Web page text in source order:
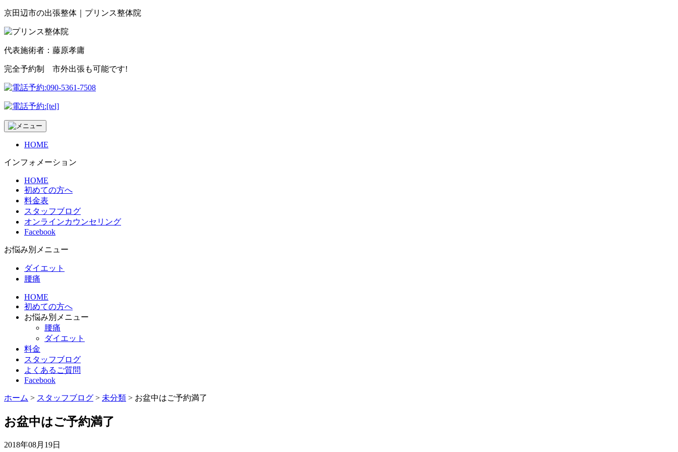
京田辺市の出張整体｜プリンス整体院
代表施術者：藤原孝庸
完全予約制 市外出張も可能です!
HOME
インフォメーション
HOME
初めての方へ
料金表
スタッフブログ
オンラインカウンセリング
Facebook
お悩み別メニュー
ダイエット
腰痛
HOME
初めての方へ
お悩み別メニュー
腰痛
ダイエット
料金
スタッフブログ
よくあるご質問
Facebook
ホーム > スタッフブログ > 未分類 > お盆中はご予約満了
お盆中はご予約満了
2018年08月19日